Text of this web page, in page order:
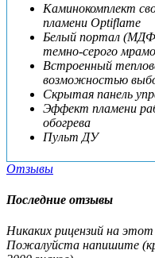
Каминокомплект
пламени Optiflame
Белый портал
темно-серого
Встроенный
возможностью
Скрытая панель
Эффект пламени
обогрева
Пульт ДУ
Отзывы
Последние отзывы
Никаких рицензий на
Пожалуйста напишите